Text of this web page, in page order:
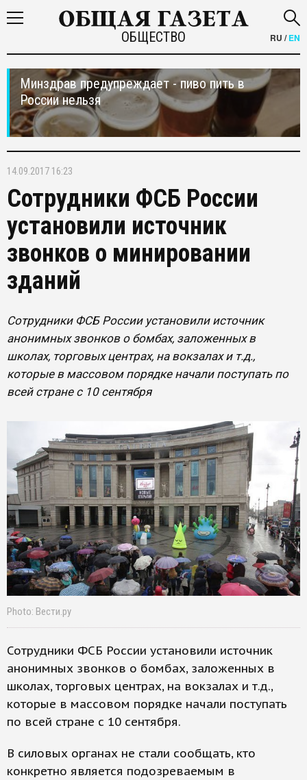
ОБЩЕСТВО RU /EN
Минздрав предупреждает - пиво пить в
России нельзя
14.09.2017 16:23
Сотрудники ФСБ России
установили источник
звонков о минировании
зданий
Сотрудники ФСБ России установили источник
анонимных звонков о бомбах, заложенных в
школах, торговых центрах, на вокзалах и т.д.,
которые в массовом порядке начали поступать по
всей стране с 10 сентября
Photo: Вести.ру
Сотрудники ФСБ России установили источник
анонимных звонков о бомбах, заложенных в
школах, торговых центрах, на вокзалах и т.д.,
которые в массовом порядке начали поступать
по всей стране с 10 сентября.
В силовых органах не стали сообщать, кто
конкретно является подозреваемым в